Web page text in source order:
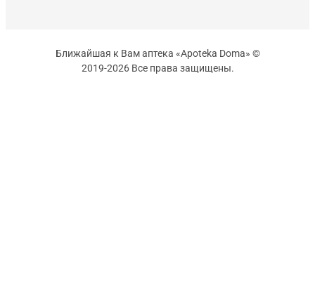
Ближайшая к Вам аптека «Apoteka Doma» ©
2019-2026 Все права защищены.